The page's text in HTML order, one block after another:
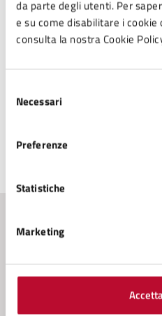
da parte degli utenti. Per
e su come disabilitare i
consulta la nostra Cookie
delNecessari
Preferenze
Statistiche
Marketing
Amministrazione